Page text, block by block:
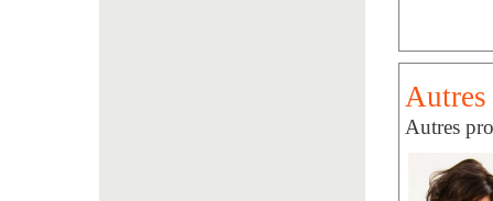
Autres
Autres